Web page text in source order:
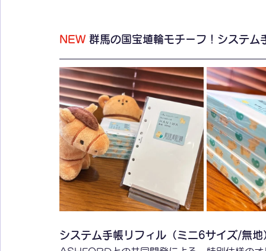
NEW 群馬の国宝埴輪モチーフ！システム
システム手帳リフィル（ミニ6サイズ/無地